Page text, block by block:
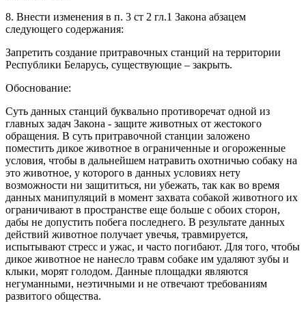
8. Внести изменения в п. 3 ст 2 гл.1 Закона абзацем
следующего содержания:
Запретить создание притравочных станций на территории
Республики Беларусь, существующие – закрыть.
Обоснование:
Суть данных станций буквально противоречат одной из
главных задач Закона - защите животных от жестокого
обращения. В суть притравочной станции заложено
поместить дикое животное в ограниченные и огороженные
условия, чтобы в дальнейшем натравить охотничью собаку на
это животное, у которого в данных условиях нету
возможности ни защититься, ни убежать, так как во время
данных манипуляций в момент захвата собакой животного их
ограничивают в пространстве еще больше с обоих сторон,
дабы не допустить побега последнего. В результате данных
действий животное получает увечья, травмируется,
испытывают стресс и ужас, и часто погибают. Для того, чтобы
дикое животное не нанесло травм собаке им удаляют зубы и
клыки, морят голодом. Данные площадки являются
негуманными, неэтичными и не отвечают требованиям
развитого общества.